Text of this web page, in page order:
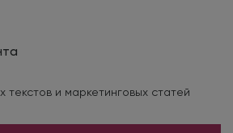
и маркетинговых статей